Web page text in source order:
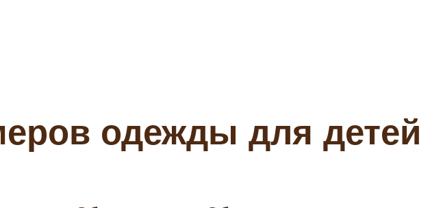
одежды для детей